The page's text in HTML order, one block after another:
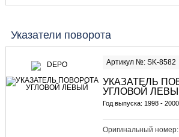
Указатели поворота
Артикул №: SK-8582
УКАЗАТЕЛЬ
УГЛОВОЙ
Год выпуска: 1998 - 2000
Оригинальный номер: